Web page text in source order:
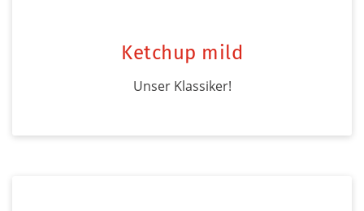
Ketchup mild
Unser Klassiker!